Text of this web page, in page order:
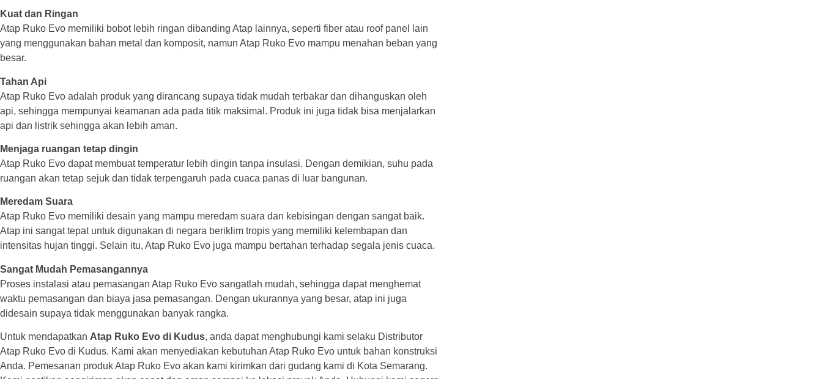
Kuat dan Ringan
Atap Ruko Evo memiliki bobot lebih ringan dibanding Atap lainnya, seperti fiber atau roof panel lain
yang menggunakan bahan metal dan komposit, namun Atap Ruko Evo mampu menahan beban yang
besar.
Tahan Api
Atap Ruko Evo adalah produk yang dirancang supaya tidak mudah terbakar dan dihanguskan oleh
api, sehingga mempunyai keamanan ada pada titik maksimal. Produk ini juga tidak bisa menjalarkan
api dan listrik sehingga akan lebih aman.
Menjaga ruangan tetap dingin
Atap Ruko Evo dapat membuat temperatur lebih dingin tanpa insulasi. Dengan demikian, suhu pada
ruangan akan tetap sejuk dan tidak terpengaruh pada cuaca panas di luar bangunan.
Meredam Suara
Atap Ruko Evo memiliki desain yang mampu meredam suara dan kebisingan dengan sangat baik.
Atap ini sangat tepat untuk digunakan di negara beriklim tropis yang memiliki kelembapan dan
intensitas hujan tinggi. Selain itu, Atap Ruko Evo juga mampu bertahan terhadap segala jenis cuaca.
Sangat Mudah Pemasangannya
Proses instalasi atau pemasangan Atap Ruko Evo sangatlah mudah, sehingga dapat menghemat
waktu pemasangan dan biaya jasa pemasangan. Dengan ukurannya yang besar, atap ini juga
didesain supaya tidak menggunakan banyak rangka.
Untuk mendapatkan Atap Ruko Evo di Kudus, anda dapat menghubungi kami selaku Distributor
Atap Ruko Evo di Kudus. Kami akan menyediakan kebutuhan Atap Ruko Evo untuk bahan konstruksi
Anda. Pemesanan produk Atap Ruko Evo akan kami kirimkan dari gudang kami di Kota Semarang.